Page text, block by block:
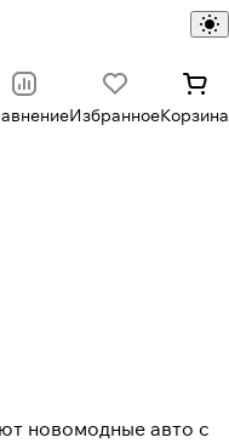
ИзбранноеКорзина
новомодные авто с